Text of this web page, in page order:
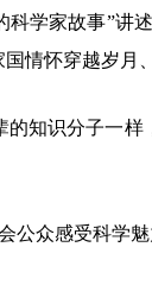
学家故事”讲
情怀穿越岁月
知识分子一样
公众感受科学魅